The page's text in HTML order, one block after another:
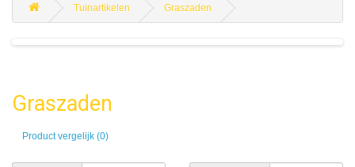
Tuinartikelen Graszaden
Graszaden
Product vergelijk (0)